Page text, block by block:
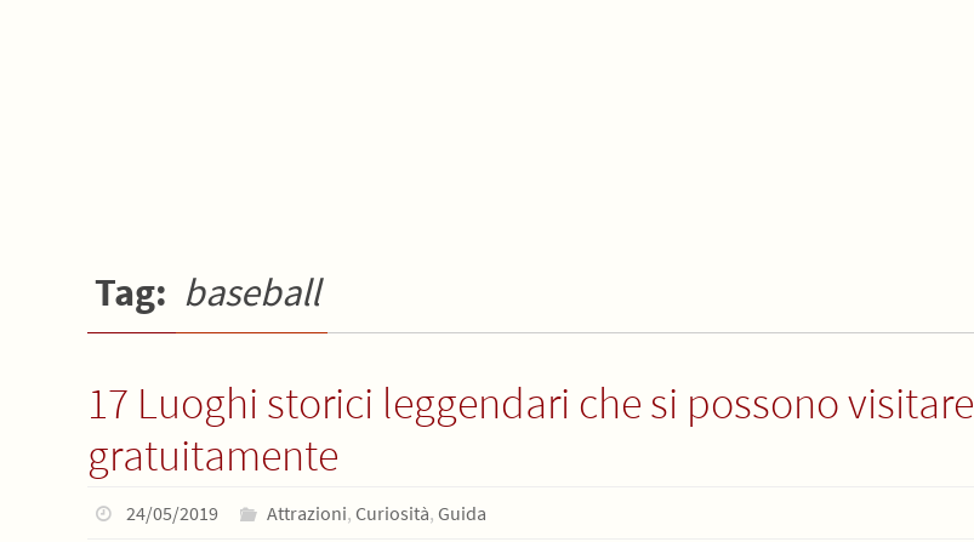
Tag: baseball
17 Luoghi storici leggendari che si possono visitare
gratuitamente
24/05/2019 Attrazioni, Curiosità, Guida